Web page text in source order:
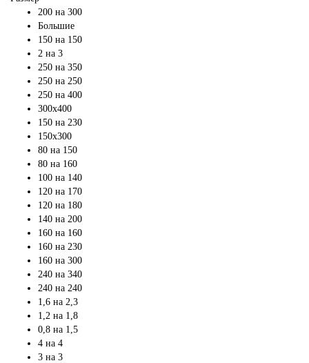
200 на 300
Большие
150 на 150
2 на 3
250 на 350
250 на 250
250 на 400
300х400
150 на 230
150х300
80 на 150
80 на 160
100 на 140
120 на 170
120 на 180
140 на 200
160 на 160
160 на 230
160 на 300
240 на 340
240 на 240
1,6 на 2,3
1,2 на 1,8
0,8 на 1,5
4 на 4
3 на 3